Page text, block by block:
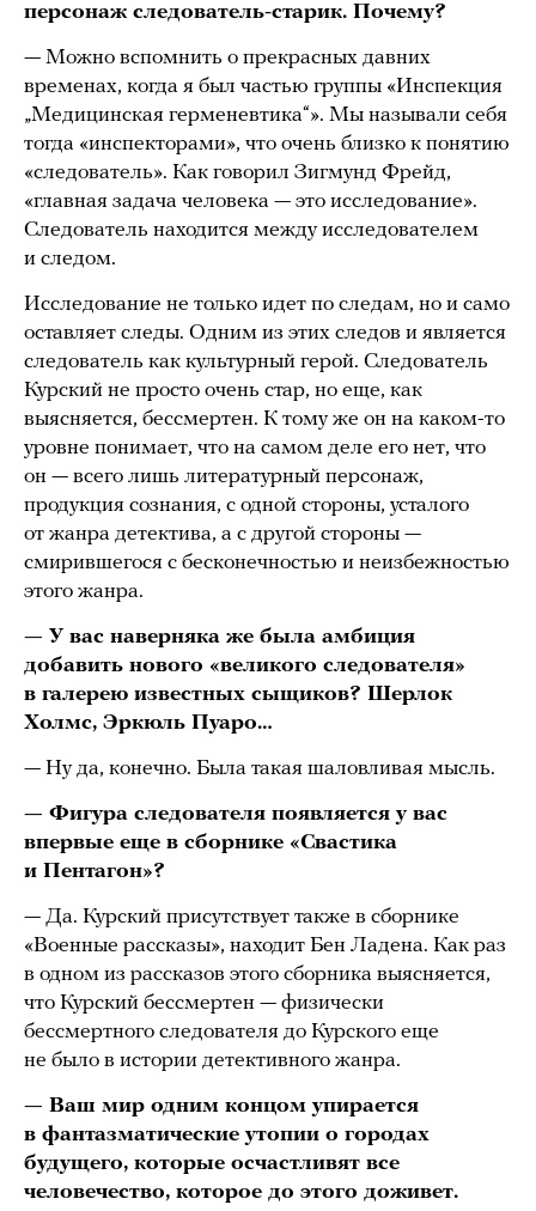
персонаж следователь-старик. Почему?
— Можно вспомнить о прекрасных давних
временах, когда я был частью группы «Инспекция
„Медицинская герменевтика“». Мы называли себя
тогда «инспекторами», что очень близко к понятию
«следователь». Как говорил Зигмунд Фрейд,
«главная задача человека — это исследование».
Следователь находится между исследователем
и следом.
Исследование не только идет по следам, но и само
оставляет следы. Одним из этих следов и является
следователь как культурный герой. Следователь
Курский не просто очень стар, но еще, как
выясняется, бессмертен. К тому же он на каком-то
уровне понимает, что на самом деле его нет, что
он — всего лишь литературный персонаж,
продукция сознания, с одной стороны, усталого
от жанра детектива, а с другой стороны —
смирившегося с бесконечностью и неизбежностью
этого жанра.
— У вас наверняка же была амбиция
добавить нового «великого следователя»
в галерею известных сыщиков? Шерлок
Холмс, Эркюль Пуаро…
— Ну да, конечно. Была такая шаловливая мысль.
— Фигура следователя появляется у вас
впервые еще в сборнике «Свастика
и Пентагон»?
— Да. Курский присутствует также в сборнике
«Военные рассказы», находит Бен Ладена. Как раз
в одном из рассказов этого сборника выясняется,
что Курский бессмертен — физически
бессмертного следователя до Курского еще
не было в истории детективного жанра.
— Ваш мир одним концом упирается
в фантазматические утопии о городах
будущего, которые осчастливят все
человечество, которое до этого доживет.